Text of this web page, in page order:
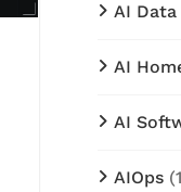
AI Data
AI
AI
AIOps